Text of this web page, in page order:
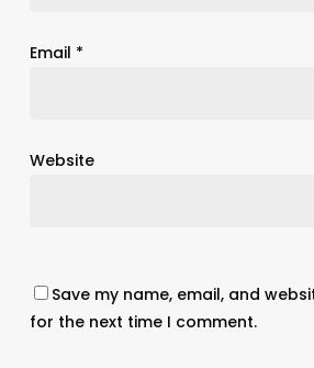
Email *
Website
Save my name, email, and
for the next time I comment.